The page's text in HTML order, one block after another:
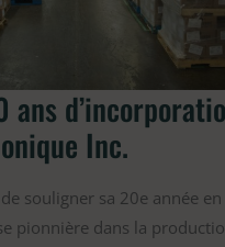
ans
Inc.
souligner sa 20e année
pionnière dans la